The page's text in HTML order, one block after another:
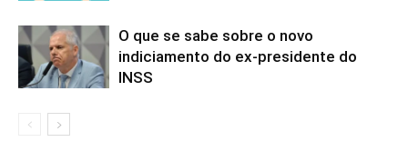
O que se sabe sobre o novo
indiciamento do ex-presidente do
INSS